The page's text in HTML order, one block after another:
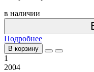
в наличии
Подробнее
В корзину
1
2004